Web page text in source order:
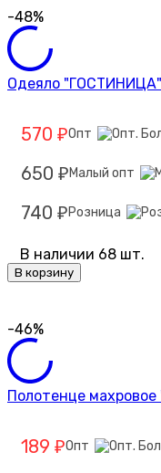
-48%
Одеяло "ГОСТИНИЦА"
570 ₽Опт
650 ₽ Малый опт
740 ₽ Розница
В наличии 68 шт.
В корзину
-46%
Полотенце
189 ₽Опт